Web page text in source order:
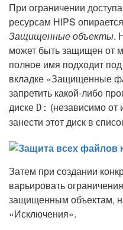
При ограничении
ресурсам HIPS
Защищенные объекты.
может быть защищен от
полное имя подходит
вкладке «Защищенные
запретить какой-либо
диске D: (независимо от
занести этот диск в
Затем при создании
варьировать
защищенным объектам,
«Исключения».